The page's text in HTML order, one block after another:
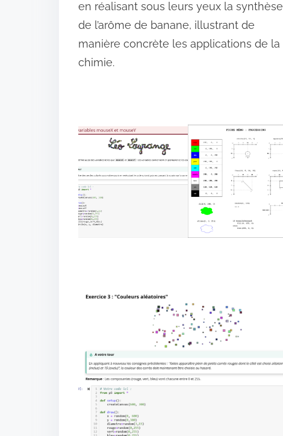
en réalisant sous leurs yeux la synthèse
de l’arôme de banane, illustrant de
manière concrète les applications de la
chimie.